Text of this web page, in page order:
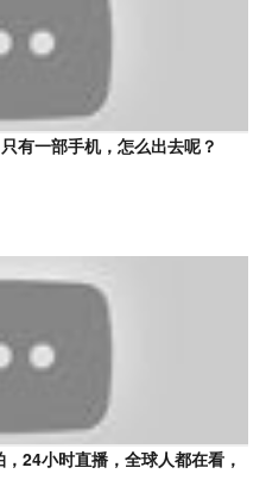
有一部手机，怎么出去呢？
24小时直播，全球人都在看，